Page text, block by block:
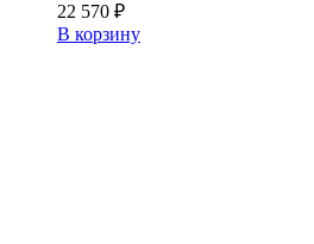
22 570 ₽
В корзину